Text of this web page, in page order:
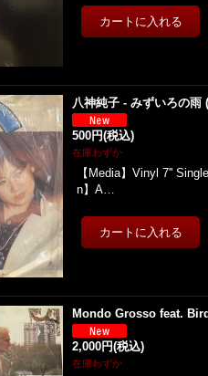
八神純子 - みずいろの雨
500円(税込)
在庫わずか
【Media】Vinyl 7''
n】A…
Mondo Grosso feat.
2,000円(税込)
在庫わずか